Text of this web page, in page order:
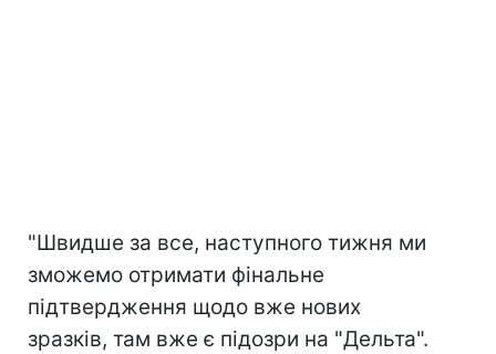
"Швидше за все, наступного тижня ми
зможемо отримати фінальне
підтвердження щодо вже нових
зразків, там вже є підозри на "Дельта".